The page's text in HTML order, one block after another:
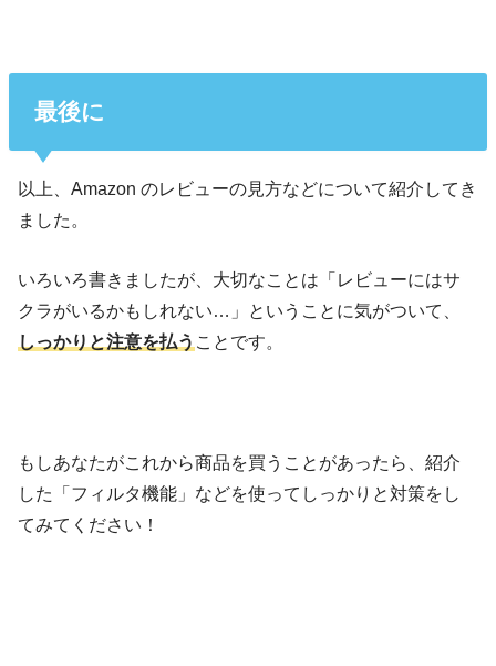
最後に
以上、Amazon のレビューの見方などについて紹介してき
ました。
いろいろ書きましたが、大切なことは「レビューにはサ
クラがいるかもしれない…」ということに気がついて、
しっかりと注意を払う ことです。
もしあなたがこれから商品を買うことがあったら、紹介
した「フィルタ機能」などを使ってしっかりと対策をし
てみてください！